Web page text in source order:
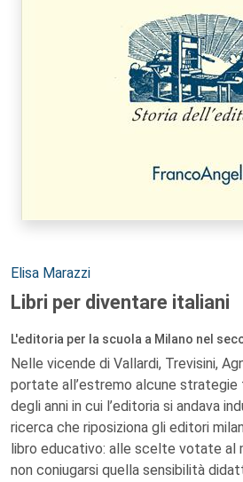
Autori:
Elisa Marazzi
Libri per diventare italiani
L'editoria per la scuola a Milano nel
Nelle vicende di Vallardi, Trevisini,
portate all’estremo alcune
degli anni in cui l’editoria si andava
ricerca che riposiziona gli editori
libro educativo: alle scelte votate al
non coniugarsi quella sensibilità